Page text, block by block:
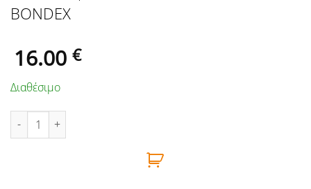
BONDEX
16.00 €
Διαθέσιμο
ΣΥΝΤΗΡΗΤΙΚΟ ΞΥΛΟΥ ΝΕΡΟΥ QUICK DRYING 0,75L 725